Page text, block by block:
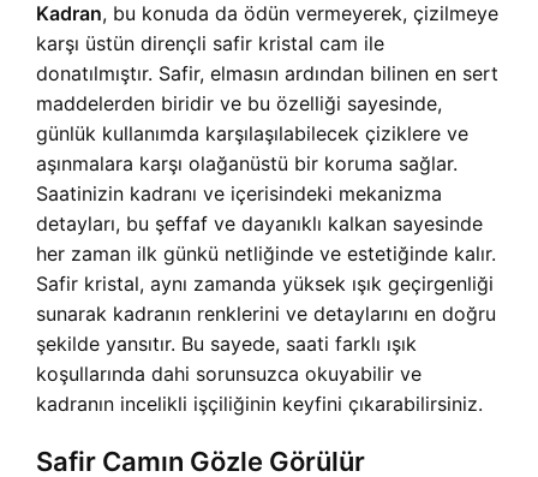
Kadran, bu konuda da ödün vermeyerek, çizilmeye
karşı üstün dirençli safir kristal cam ile
donatılmıştır. Safir, elmasın ardından bilinen en sert
maddelerden biridir ve bu özelliği sayesinde,
günlük kullanımda karşılaşılabilecek çiziklere ve
aşınmalara karşı olağanüstü bir koruma sağlar.
Saatinizin kadranı ve içerisindeki mekanizma
detayları, bu şeffaf ve dayanıklı kalkan sayesinde
her zaman ilk günkü netliğinde ve estetiğinde kalır.
Safir kristal, aynı zamanda yüksek ışık geçirgenliği
sunarak kadranın renklerini ve detaylarını en doğru
şekilde yansıtır. Bu sayede, saati farklı ışık
koşullarında dahi sorunsuzca okuyabilir ve
kadranın incelikli işçiliğinin keyfini çıkarabilirsiniz.
Safir Camın Gözle Görülür